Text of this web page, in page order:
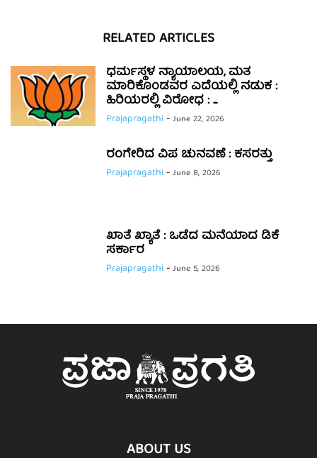
RELATED ARTICLES
ಧರ್ಮಸ್ಥಳ ನ್ಯಾಯಾಲಯ, ಮತ
ಮಾರಿಕೊಂಡವರ ಎದೆಯಲ್ಲಿ ನಡುಕ :
ಹಿರಿಯರಲ್ಲಿ ವಿರೋಧ : ...
Prajapragathi-June 22, 2026
ರಂಗೇರಿದ ವಿಪ ಚುನವಣೆ : ಕಸರತ್ತು
Prajapragathi-June 8, 2026
ಖಾತೆ ಖ್ಯಾತೆ : ಒಡೆದ ಮನೆಯಾದ ಡಿಕೆ
ಸರ್ಕಾರ
Prajapragathi-June 5, 2026
ABOUT US